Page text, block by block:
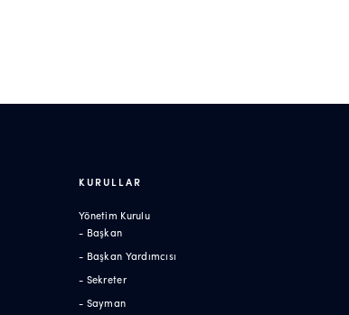
KURULLAR
Yönetim Kurulu
- Başkan
- Başkan Yardımcısı
- Sekreter
- Sayman